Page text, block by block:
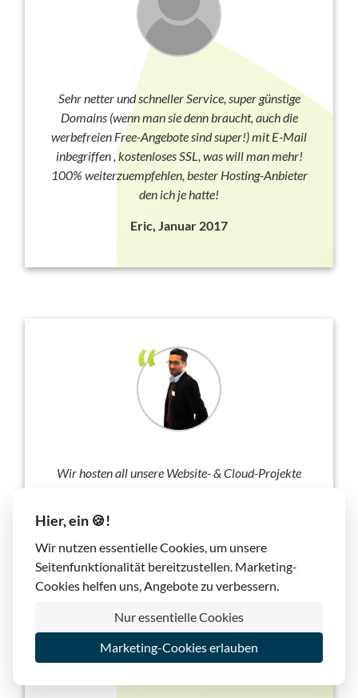
Sehr netter und schneller Service, super günstige
Domains (wenn man sie denn braucht, auch die
werbefreien Free-Angebote sind super!) mit E-Mail
inbegriffen , kostenloses SSL, was will man mehr!
100% weiterzuempfehlen, bester Hosting-Anbieter
den ich je hatte!
Eric, Januar 2017
Wir hosten all unsere Website- & Cloud-Projekte
miterlebt. Rundum zufrieden, sowohl mit den
Produkten als auch mit dem Service. 57 gehostete
Domains sagen etwas darüber aus.
Benjamin Sen , Februar 2018
Hier, ein 🍪!
Wir nutzen essentielle Cookies, um unsere
Seitenfunktionalität bereitzustellen. Marketing-
Cookies helfen uns, Angebote zu verbessern.
Nur essentielle Cookies
Marketing-Cookies erlauben